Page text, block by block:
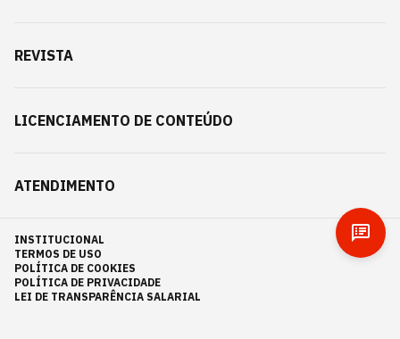
REVISTA
LICENCIAMENTO DE CONTEÚDO
ATENDIMENTO
INSTITUCIONAL
TERMOS DE USO
POLÍTICA DE COOKIES
POLÍTICA DE PRIVACIDADE
LEI DE TRANSPARÊNCIA SALARIAL